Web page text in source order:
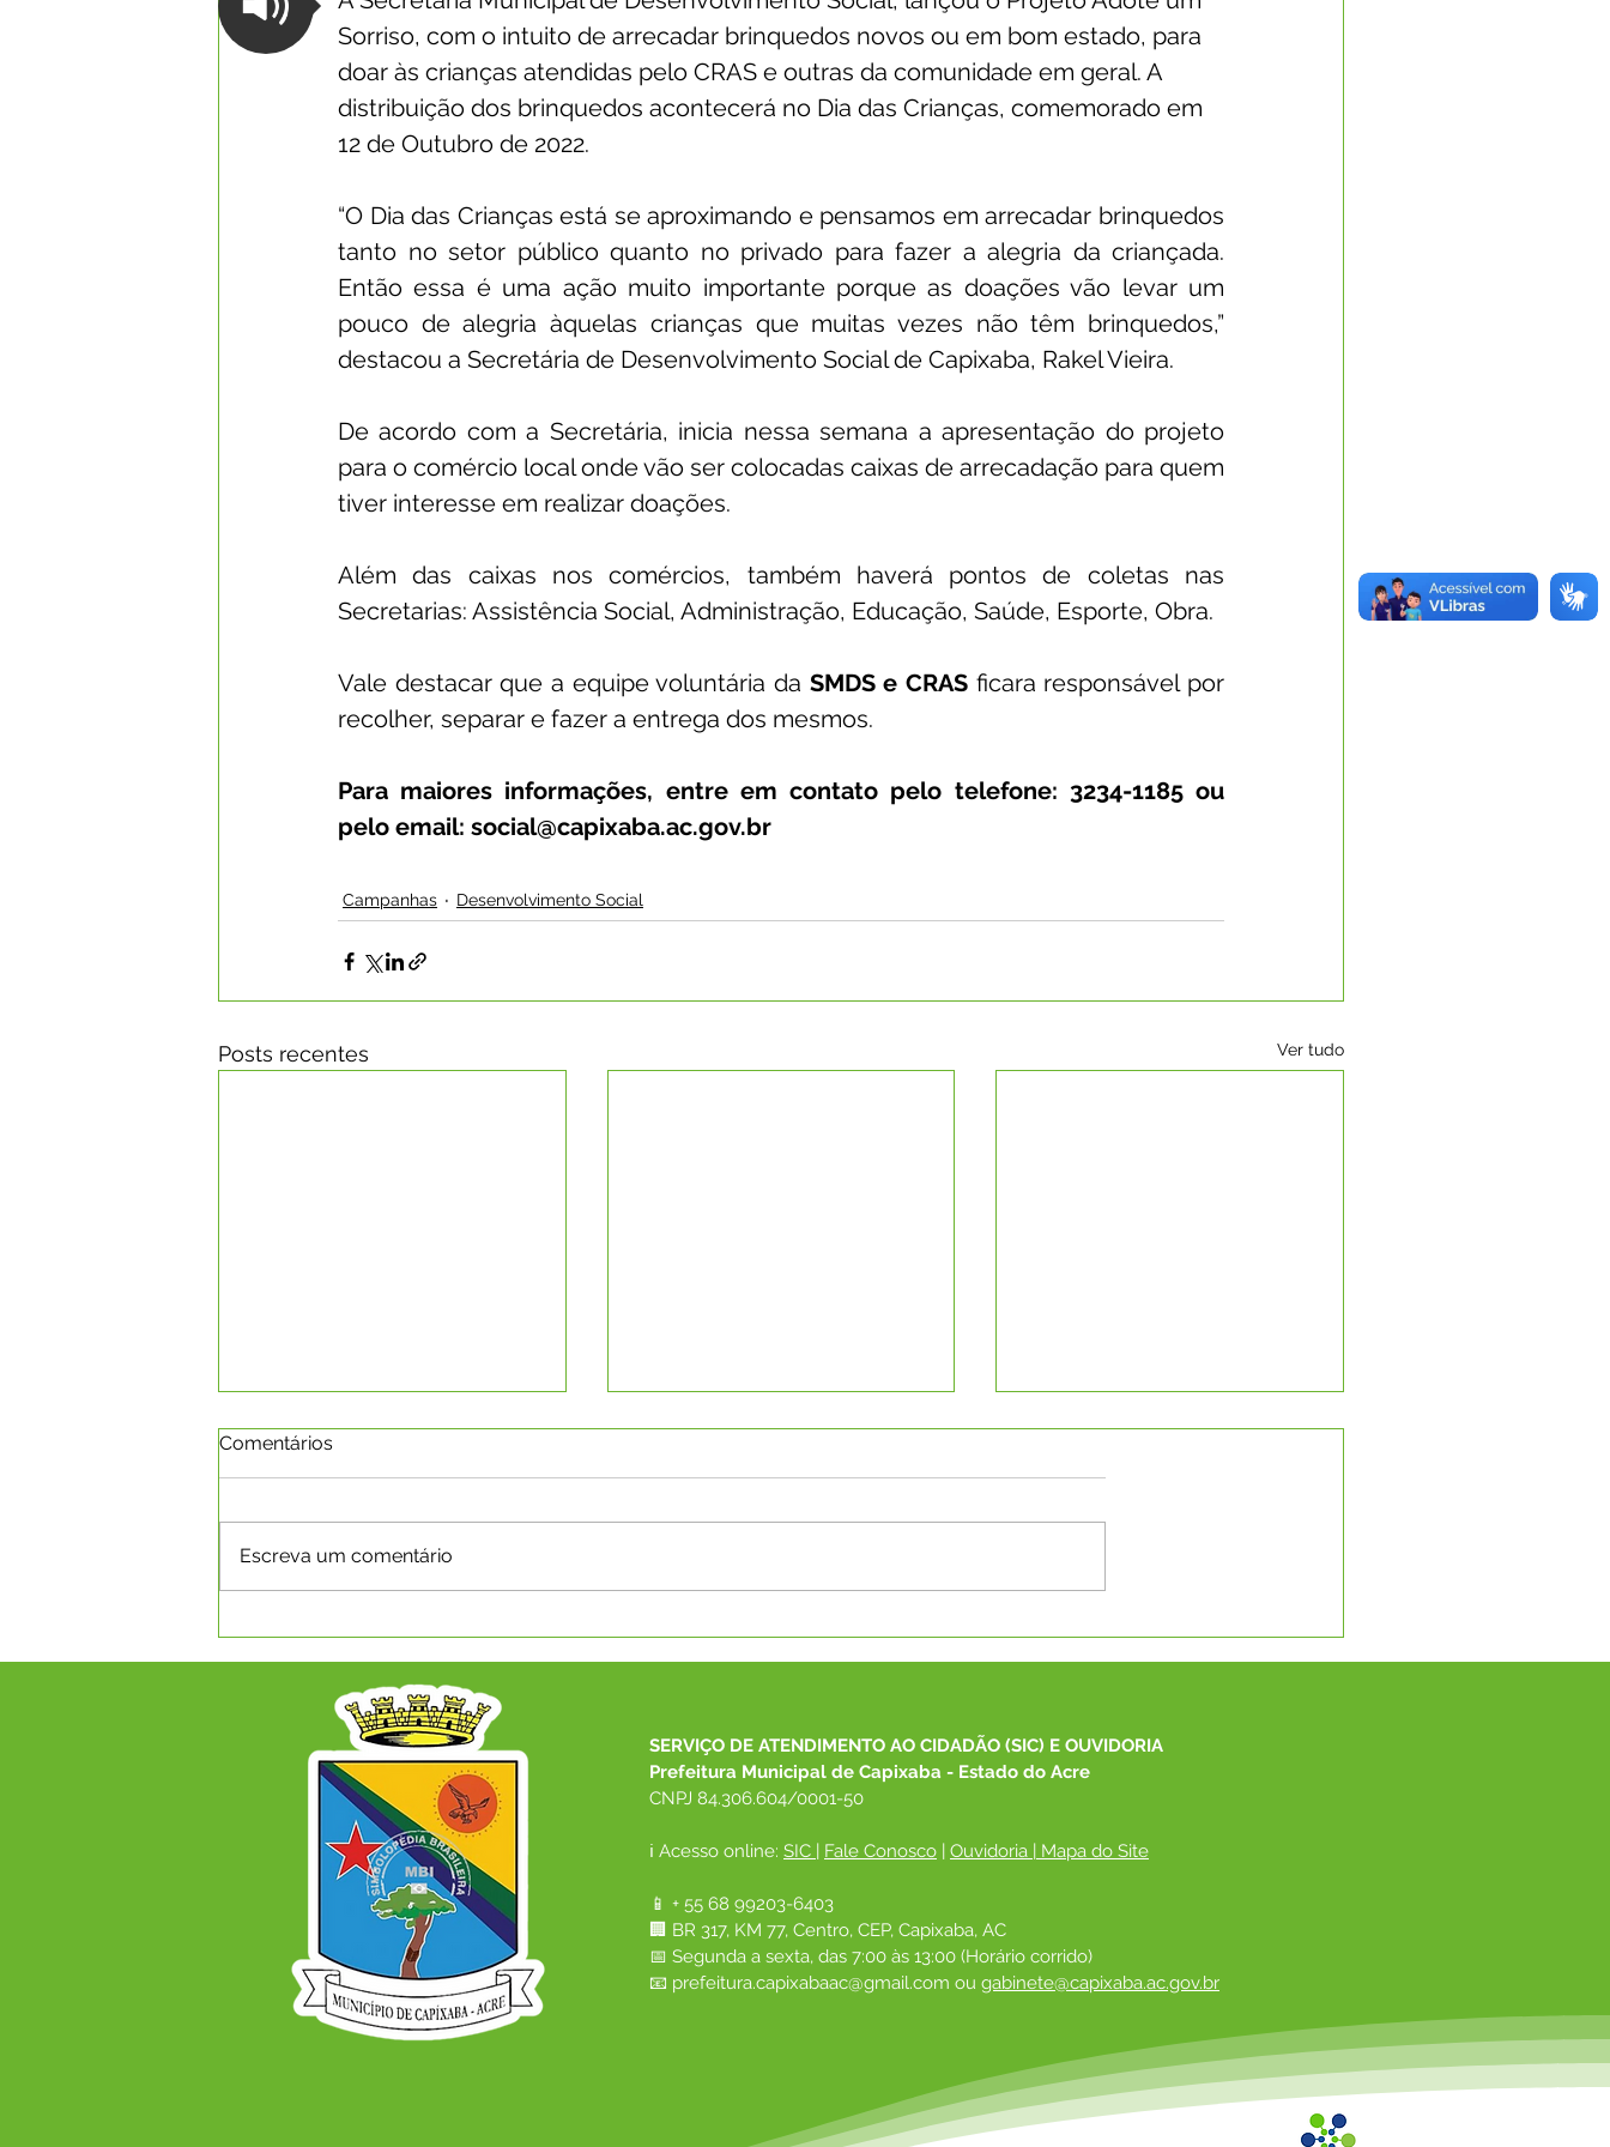
Sorriso, com o intuito de arrecadar brinquedos novos ou em bom estado, para
doar às crianças atendidas pelo CRAS e outras da comunidade em geral. A
distribuição dos brinquedos acontecerá no Dia das Crianças, comemorado em
12 de Outubro de 2022.
“O Dia das Crianças está se aproximando e pensamos em arrecadar brinquedos
tanto no setor público quanto no privado para fazer a alegria da criançada.
Então essa é uma ação muito importante porque as doações vão levar um
pouco de alegria àquelas crianças que muitas vezes não têm brinquedos,”
destacou a Secretária de Desenvolvimento Social de Capixaba, Rakel Vieira.
De acordo com a Secretária, inicia nessa semana a apresentação do projeto
para o comércio local onde vão ser colocadas caixas de arrecadação para quem
tiver interesse em realizar doações.
Além das caixas nos comércios, também haverá pontos de coletas nas
Secretarias: Assistência Social, Administração, Educação, Saúde, Esporte, Obra.
Vale destacar que a equipe voluntária da SMDS e CRAS ficara responsável por
recolher, separar e fazer a entrega dos mesmos.
Para maiores informações, entre em contato pelo telefone: 3234-1185 ou
pelo email: social@capixaba.ac.gov.br
Campanhas Desenvolvimento Social
Posts recentes Ver tudo
Conscientização
O MUNICÍPIO EM
ENCONTRO NACIONAL
Comentários
Escreva um comentário
SERVIÇO DE ATENDIMENTO AO CIDADÃO (SIC) E OUVIDORIA
Prefeitura Municipal de Capixaba - Estado do Acre
CNPJ 84.306.604/0001-50
ℹ️ Acesso online: SIC | Fale Conosco | Ouvidoria | Mapa do Site
📱 + 55 68 99203-6403
🏢 BR 317, KM 77, Centro, CEP, Capixaba, AC
📅 Segunda a sexta, das 7:00 às 13:00 (Horário corrido)
📧 prefeitura.capixabaac@gmail.com ou gabinete@capixaba.ac.gov.br